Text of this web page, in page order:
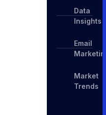
Data
Insights
Email
Marketing
Market
Trends